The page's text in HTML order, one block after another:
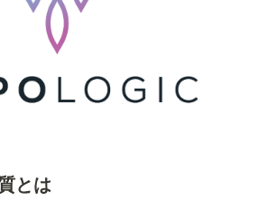
とは